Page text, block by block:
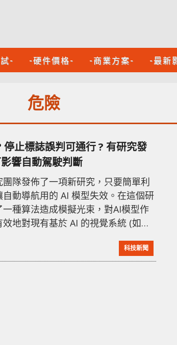
- -硬件價格- -商業方案- -最新
危險
止標誌誤判可通行 ? 有研究發
響自動駕駛判斷
隊發佈了一項新研究，只要簡單利
動導航用的 AI 模型失效。在這個研
種算法造成模擬光束，對AI模型作
地對現有基於 AI 的視覺系統 (如基
，並不需要對 AI 模型作出物理攻擊，
判。如上圖所示，被激光照射的路牌
科技新聞